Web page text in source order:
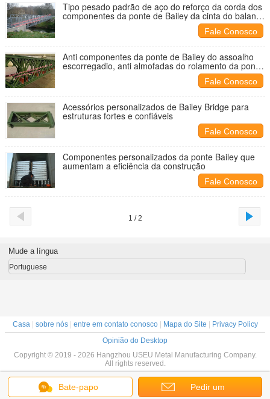
Tipo pesado padrão de aço do reforço da corda dos
componentes da ponte de Bailey da cinta do balanço
Fale Conosco
Anti componentes da ponte de Bailey do assoalho
escorregadio, anti almofadas do rolamento da ponte
do patim para a passagem pedestre
Fale Conosco
Acessórios personalizados de Bailey Bridge para
estruturas fortes e confiáveis
Fale Conosco
Componentes personalizados da ponte Bailey que
aumentam a eficiência da construção
Fale Conosco
1 / 2
Bate-papo Pedir um
Mude a língua
Portuguese
Casa| sobre nós| entre em contato conosco| Mapa do Site
Privacy Policy
Opinião do Desktop
Copyright © 2019 - 2026 Hangzhou USEU Metal Manufacturing Company.
All rights reserved.